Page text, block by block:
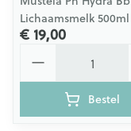
Lichaamsmelk 500ml
€ 19,00
Bestel